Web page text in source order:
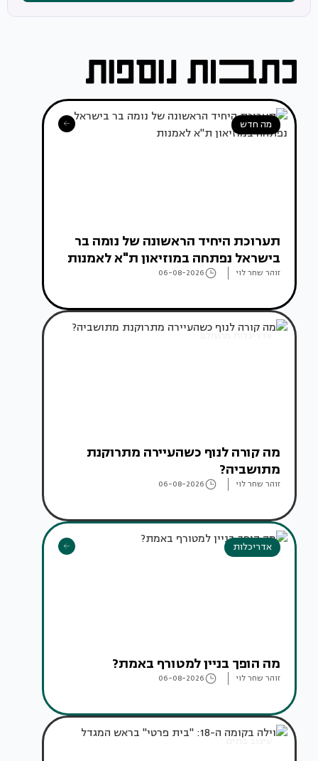
מה חדש
תערוכת היחיד הראשונה של נומה בר
בישראל נפתחה במוזיאון ת"א לאמנות
זוהר שחר לוי 06-08-2026
אדריכלות מהעולם
מה קורה לנוף כשהעיירה מתרוקנת
מתושביה?
זוהר שחר לוי 06-08-2026
אדריכלות
מה הופך בניין למטורף באמת?
זוהר שחר לוי 06-08-2026
עיצוב בתים